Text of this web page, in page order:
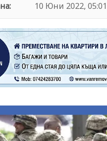
10 Юни 2022, 05:01